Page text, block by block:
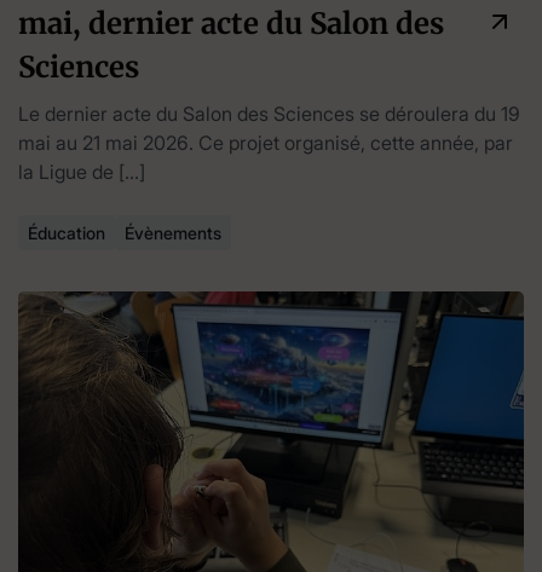
mai, dernier acte du Salon des
Sciences
Le dernier acte du Salon des Sciences se déroulera du 19
mai au 21 mai 2026. Ce projet organisé, cette année, par
la Ligue de […]
Éducation Évènements